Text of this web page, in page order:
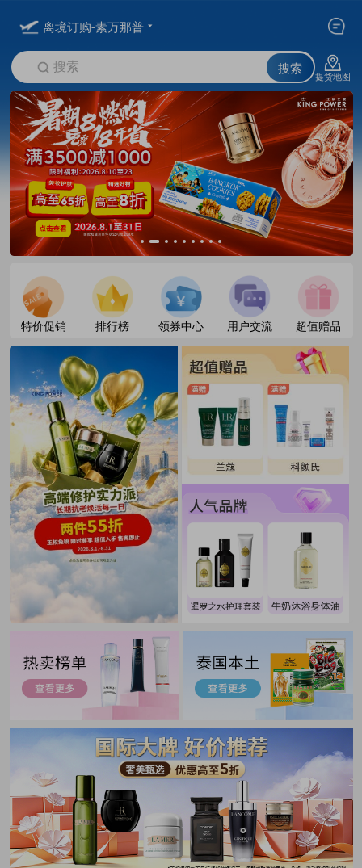
离境订购-素万那普
搜索 搜索
提货地图
特价促销 排行榜 领券中心 用户交流 超值赠品